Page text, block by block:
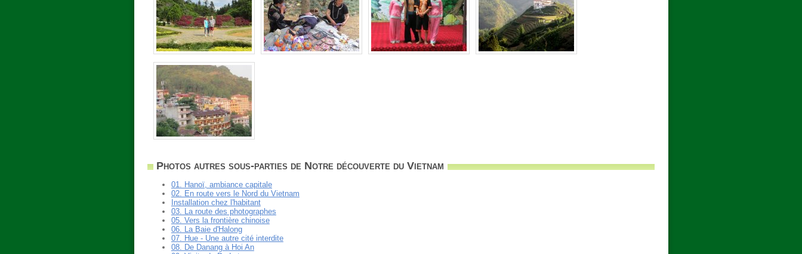
Photos autres sous-parties de Notre découverte du Vietnam
01. Hanoï, ambiance capitale
02. En route vers le Nord du Vietnam
Installation chez l'habitant
03. La route des photographes
05. Vers la frontière chinoise
06. La Baie d'Halong
07. Hue - Une autre cité interdite
08. De Danang à Hoi An